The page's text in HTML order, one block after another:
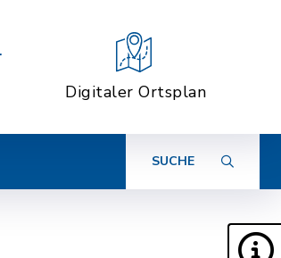
Digitaler Ortsplan
SUCHE